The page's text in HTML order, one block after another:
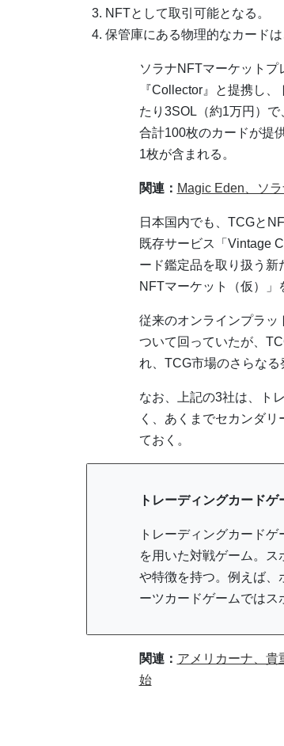
NFTとして取引可能となる。
保管庫にある物理的なカード
ソラナNFTマーケットプ
『Collector』と提携し
たり3SOL（約1万円）で
合計100枚のカードが提
1枚が含まれる。
関連： Magic Eden、ソ
日本国内でも、TCGと
既存サービス「Vintage
ード鑑定品を取り扱う
NFTマーケット（仮）」
従来のオンラインプラッ
ついて回っていたが、
れ、TCG市場のさらなる
なお、上記の3社は、ト
く、あくまでセカンダ
ておく。
トレーディングカード
トレーディングカード
を用いた対戦ゲーム。
や特徴を持つ。例えば、
ーツカードゲームではス
関連： アメリカーナ、貴
始